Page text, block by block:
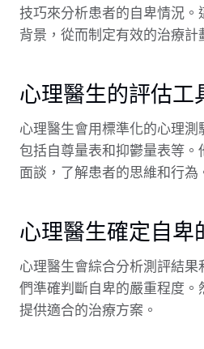
技巧來分析患者的自卑情況。
背景，從而制定有效的治療計
心理醫生的評估工
心理醫生會用標準化的心理測
包括自尊量表和抑鬱量表等。
面談，了解患者的思維和行為
心理醫生確定自卑
心理醫生會綜合分析測評結
們準確判斷自卑的嚴重程度。
提供適合的治療方案。